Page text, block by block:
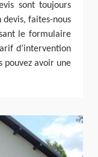
sont toujours
faites-nous
le formulaire
d’intervention
pouvez avoir une